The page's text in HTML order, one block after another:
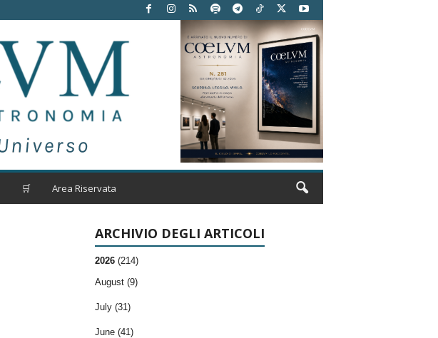
🛒 Area Riservata
ARCHIVIO DEGLI ARTICOLI
2026 (214)
August (9)
July (31)
June (41)